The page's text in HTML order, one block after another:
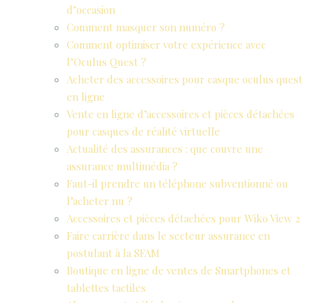
d’occasion
Comment masquer son numéro ?
Comment optimiser votre expérience avec
l’Oculus Quest ?
Acheter des accessoires pour casque oculus quest
en ligne
Vente en ligne d’accessoires et pièces détachées
pour casques de réalité virtuelle
Actualité des assurances : que couvre une
assurance multimédia ?
Faut-il prendre un téléphone subventionné ou
l’acheter nu ?
Accessoires et pièces détachées pour Wiko View 2
Faire carrière dans le secteur assurance en
postulant à la SFAM
Boutique en ligne de ventes de Smartphones et
tablettes tactiles